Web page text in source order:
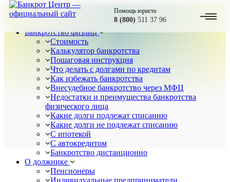
Помощь юриста
8 (800) 511 37 96
Банкротство физлиц
Стоимость
Калькулятор банкротства
Пошаговая инструкция
Что делать с долгами по кредитам
Как избежать банкротства
Внесудебное банкротство через МФЦ
Недостатки и преимущества банкротства
физического лица
Какие долги подлежат списанию
Какие долги не подлежат списанию
С ипотекой
С автокредитом
Банкротство дистанционно
О должнике
Пенсионеры
Индивидуальные предприниматели